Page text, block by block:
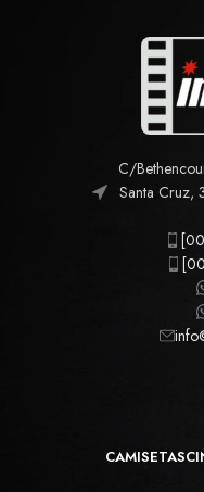
C/
Santa Cruz,
CAMISETAS